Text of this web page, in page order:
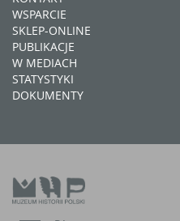
WSPARCIE
SKLEP-ONLINE
PUBLIKACJE
W MEDIACH
STATYSTYKI
DOKUMENTY